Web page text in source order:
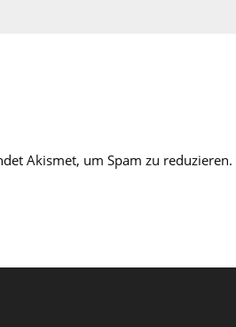
Akismet, um Spam zu reduzieren.